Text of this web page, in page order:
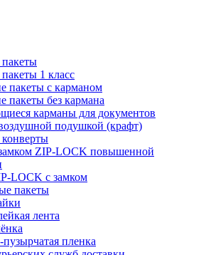
1 класс
пакеты с карманом
пакеты без кармана
карманы для документов
подушкой (крафт)
ZIP-LOCK повышенной
LOCK с замком
пакеты
лента
пленка